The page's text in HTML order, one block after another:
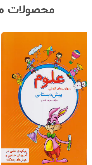
محصولات
موجود